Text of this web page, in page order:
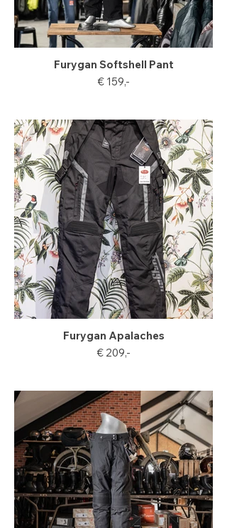
Furygan Softshell Pant
€ 159,-
Furygan Apalaches
€ 209,-